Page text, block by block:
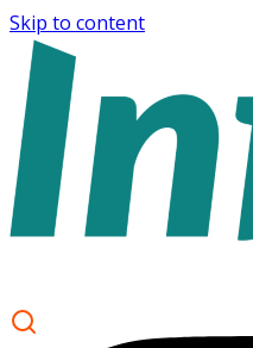
Skip to content